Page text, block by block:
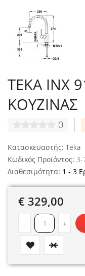
TEKA INX
ΚΟΥΖΙΝΑΣ
0
Κατασκευαστής: Teka
Κωδικός Προϊόντος: 3-
Διαθεσιμότητα: 1 - 3
€ 329,00
- +